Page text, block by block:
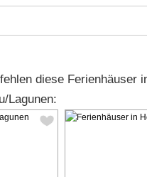
diese Ferienhäuser
Lagunen: